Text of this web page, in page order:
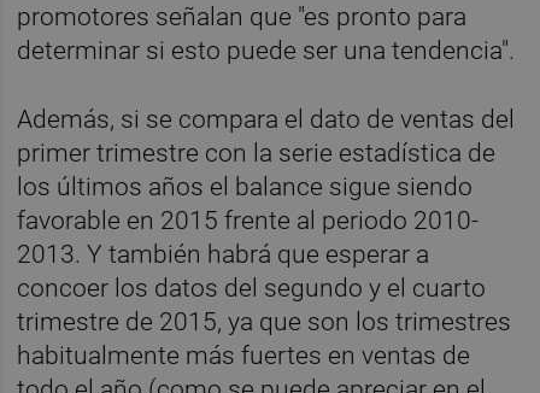
promotores señalan que "es pronto para
determinar si esto puede ser una tendencia".
Además, si se compara el dato de ventas del
primer trimestre con la serie estadística de
los últimos años el balance sigue siendo
favorable en 2015 frente al periodo 2010-
2013. Y también habrá que esperar a
concoer los datos del segundo y el cuarto
trimestre de 2015, ya que son los trimestres
habitualmente más fuertes en ventas de